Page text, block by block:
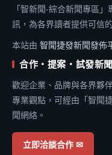
「智新聞-綜合新聞專區
訊，為各界讀者提供可信
本站由 智聞捷發新聞發佈
合作・提案・試發新聞
歡迎企業、品牌與各界夥
專業觀點，可經由「智聞
聞網絡。
立即洽談合作 ✉